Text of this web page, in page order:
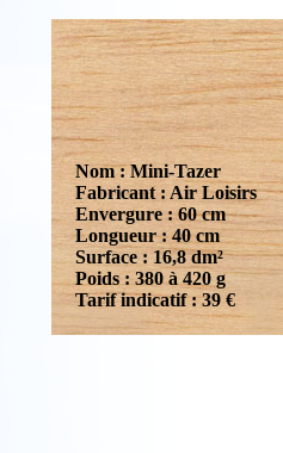
Nom : Mini-Tazer
Fabricant : Air Loisirs
Envergure : 60 cm
Longueur : 40 cm
Surface : 16,8 dm²
Poids : 380 à 420 g
Tarif indicatif : 39 €